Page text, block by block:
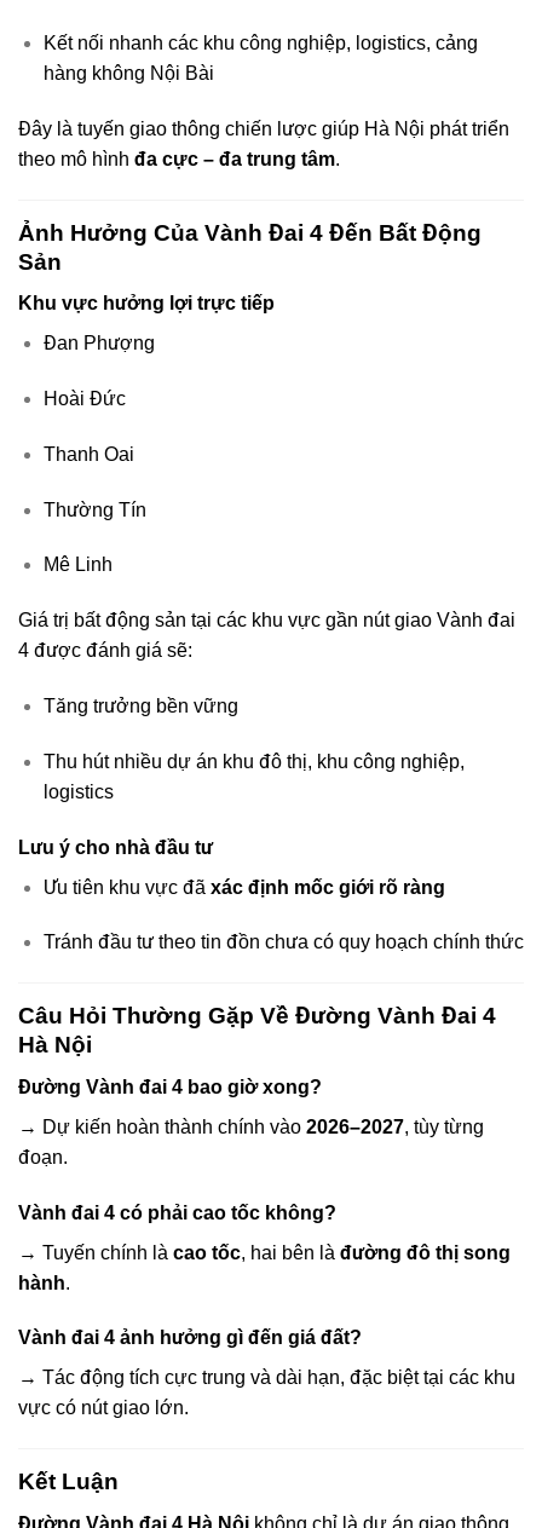
Kết nối nhanh các khu công nghiệp, logistics, cảng
hàng không Nội Bài
Đây là tuyến giao thông chiến lược giúp Hà Nội phát triển
theo mô hình đa cực – đa trung tâm.
Ảnh Hưởng Của Vành Đai 4 Đến Bất Động
Sản
Khu vực hưởng lợi trực tiếp
Đan Phượng
Hoài Đức
Thanh Oai
Thường Tín
Mê Linh
Giá trị bất động sản tại các khu vực gần nút giao Vành đai
4 được đánh giá sẽ:
Tăng trưởng bền vững
Thu hút nhiều dự án khu đô thị, khu công nghiệp,
logistics
Lưu ý cho nhà đầu tư
Ưu tiên khu vực đã xác định mốc giới rõ ràng
Tránh đầu tư theo tin đồn chưa có quy hoạch chính thức
Câu Hỏi Thường Gặp Về Đường Vành Đai 4
Hà Nội
Đường Vành đai 4 bao giờ xong?
→ Dự kiến hoàn thành chính vào 2026–2027, tùy từng
đoạn.
Vành đai 4 có phải cao tốc không?
→ Tuyến chính là cao tốc, hai bên là đường đô thị song
hành.
Vành đai 4 ảnh hưởng gì đến giá đất?
→ Tác động tích cực trung và dài hạn, đặc biệt tại các khu
vực có nút giao lớn.
Kết Luận
Đường Vành đai 4 Hà Nội không chỉ là dự án giao thông